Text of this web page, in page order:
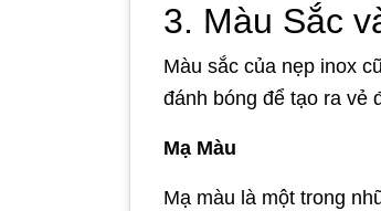
3. Màu Sắc
Màu sắc của nẹp inox
đánh bóng để tạo ra vẻ
Mạ Màu
Mạ màu là một trong